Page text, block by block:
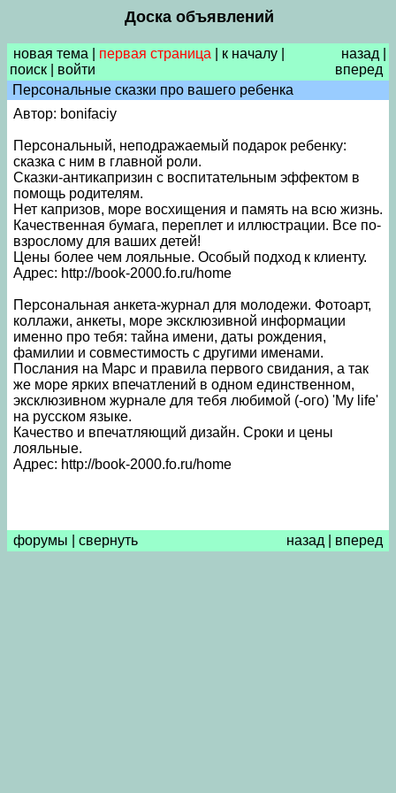
Доска объявлений
новая тема первая страница к началу
поиск
войти
назад
вперед
Персональные сказки про вашего ребенка
Автор: bonifaciy
Персональный, неподражаемый подарок ребенку:
сказка с ним в главной роли.
Сказки-антикапризин с воспитательным эффектом в
помощь родителям.
Нет капризов, море восхищения и память на всю жизнь.
Качественная бумага, переплет и иллюстрации. Все по-
взрослому для ваших детей!
Цены более чем лояльные. Особый подход к клиенту.
Адрес: http://book-2000.fo.ru/home
Персональная анкета-журнал для молодежи. Фотоарт,
коллажи, анкеты, море эксклюзивной информации
именно про тебя: тайна имени, даты рождения,
фамилии и совместимость с другими именами.
Послания на Марс и правила первого свидания, а так
же море ярких впечатлений в одном единственном,
эксклюзивном журнале для тебя любимой (-ого) 'My life'
на русском языке.
Качество и впечатляющий дизайн. Сроки и цены
лояльные.
Адрес: http://book-2000.fo.ru/home
форумы свернуть назад вперед